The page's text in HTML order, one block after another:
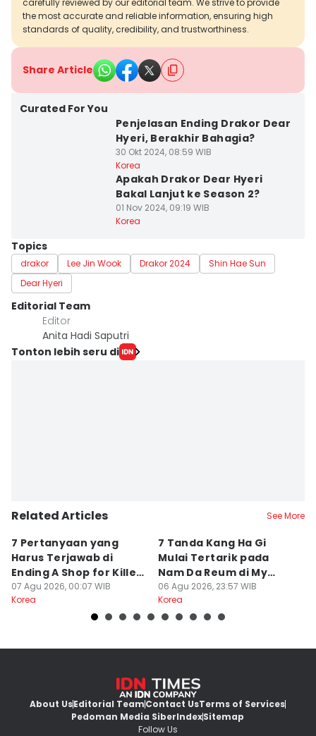
carefully reviewed by our editorial team. We strive to provide
the most accurate and reliable information, ensuring high
standards of quality, credibility, and trustworthiness.
Share Article
Curated For You
Penjelasan Ending Drakor Dear
Hyeri, Berakhir Bahagia?
30 Okt 2024, 08:59 WIB
Korea
Apakah Drakor Dear Hyeri
Bakal Lanjut ke Season 2?
01 Nov 2024, 09:19 WIB
Korea
Topics
drakor Lee Jin Wook Drakor 2024
Shin Hae Sun
Dear Hyeri
Editorial Team
Editor
Anita Hadi Saputri
Tonton lebih seru di
Related Articles See More
7 Pertanyaan yang
Harus Terjawab di
Ending A Shop for Killers
2
07 Agu 2026, 00:07 WIB
Korea
7 Tanda Kang Ha Gi
Mulai Tertarik pada
Nam Da Reum di My
Bias, My Boss
06 Agu 2026, 23:57 WIB
Korea
About UsEditorial TeamContact UsTerms of Services
Pedoman Media SiberIndexSitemap
Follow Us